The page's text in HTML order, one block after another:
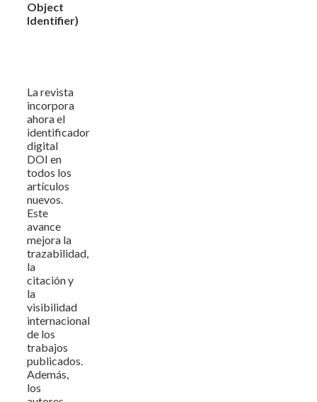
Object
Identifier)
La revista
incorpora
ahora el
identificador
digital
DOI en
todos los
artículos
nuevos.
Este
avance
mejora la
trazabilidad,
la
citación y
la
visibilidad
internacional
de los
trabajos
publicados.
Además,
los